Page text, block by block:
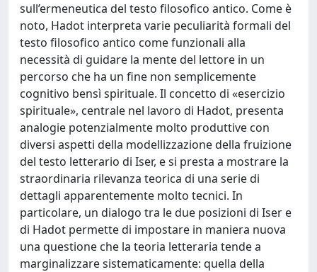
sull’ermeneutica del testo filosofico antico. Come è
noto, Hadot interpreta varie peculiarità formali del
testo filosofico antico come funzionali alla
necessità di guidare la mente del lettore in un
percorso che ha un fine non semplicemente
cognitivo bensì spirituale. Il concetto di «esercizio
spirituale», centrale nel lavoro di Hadot, presenta
analogie potenzialmente molto produttive con
diversi aspetti della modellizzazione della fruizione
del testo letterario di Iser, e si presta a mostrare la
straordinaria rilevanza teorica di una serie di
dettagli apparentemente molto tecnici. In
particolare, un dialogo tra le due posizioni di Iser e
di Hadot permette di impostare in maniera nuova
una questione che la teoria letteraria tende a
marginalizzare sistematicamente: quella della